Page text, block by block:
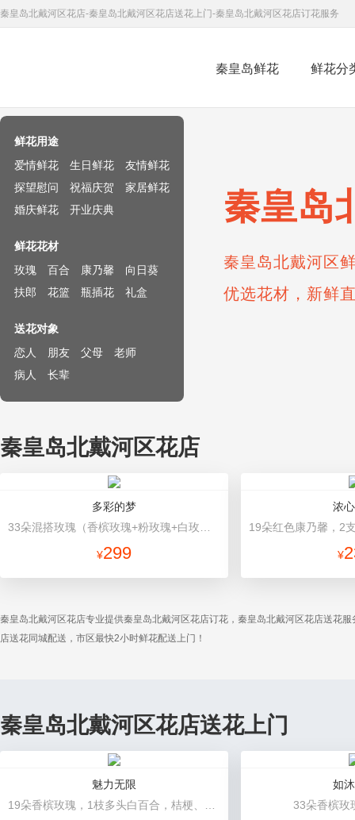
秦皇岛北戴河区花店-秦皇岛北戴河区花店送花上门-秦皇岛北戴河区花店订花服务
秦皇岛鲜花 鲜花分
秦皇岛
秦皇岛北戴河区
优选花材，新鲜
鲜花用途
爱情鲜花
生日鲜花
友情鲜花
探望慰问
祝福庆贺
家居鲜花
婚庆鲜花
开业庆典
鲜花花材
玫瑰
百合 康乃馨
向日葵
扶郎
花篮 瓶插花 礼盒
送花对象
恋人
朋友 父母
老师
病人
长辈
秦皇岛北戴河区花店
多彩的梦
¥299
浓
¥
秦皇岛北戴河区花店专业提供秦皇岛北戴河区花店订花，秦皇岛北戴河区花店送花
店送花同城配送，市区最快2小时鲜花配送上门！
秦皇岛北戴河区花店送花上门
魅力无限
如
33朵香槟玫